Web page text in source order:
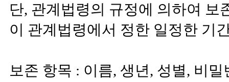
단, 관계법령의 규정에 의하여 보
이 관계법령에서 정한 일정한 기
보존 항목 : 이름, 생년, 성별, 비